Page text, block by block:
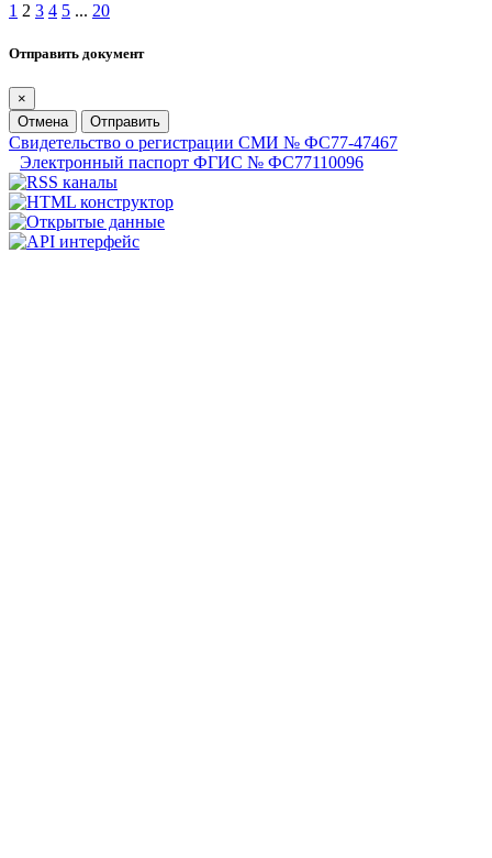
1 2 3 4 5 ... 20
Отправить документ
×
Отмена
Отправить
Свидетельство о регистрации СМИ № ФС77-47467
Электронный паспорт ФГИС № ФС77110096